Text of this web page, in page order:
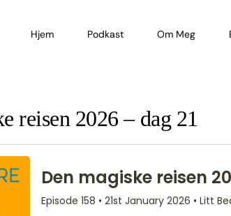
Hjem Podkast Om Meg
reisen 2026 – dag 21